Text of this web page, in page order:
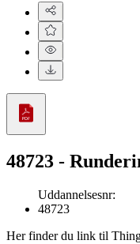
48723 -
Uddannelsesnr:
48723
Her finder du link til